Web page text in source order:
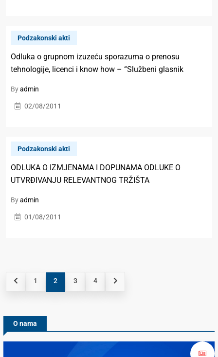
Podzakonski akti
Odluka o grupnom izuzeću sporazuma o prenosu
tehnologije, licenci i know how – “Službeni glasnik
Byadmin
02/08/2011
Podzakonski akti
ODLUKA O IZMJENAMA I DOPUNAMA ODLUKE O
UTVRĐIVANJU RELEVANTNOG TRŽIŠTA
Byadmin
01/08/2011
1 2 3 4
O nama